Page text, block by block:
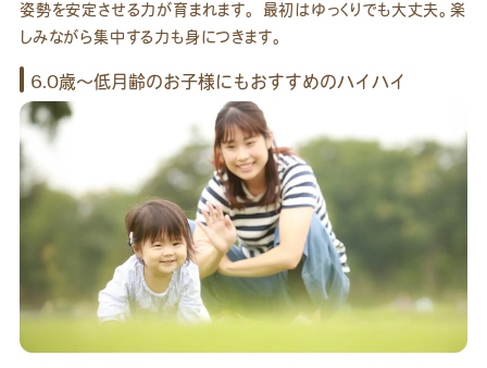
姿勢を安定させる力が育まれます。 最初はゆっくりでも大丈夫。楽
しみながら集中する力も身につきます。
6.0歳〜低月齢のお子様にもおすすめのハイハイ